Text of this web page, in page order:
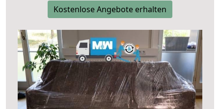
Kostenlose Angebote erhalten